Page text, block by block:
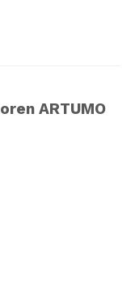
ARTUMO